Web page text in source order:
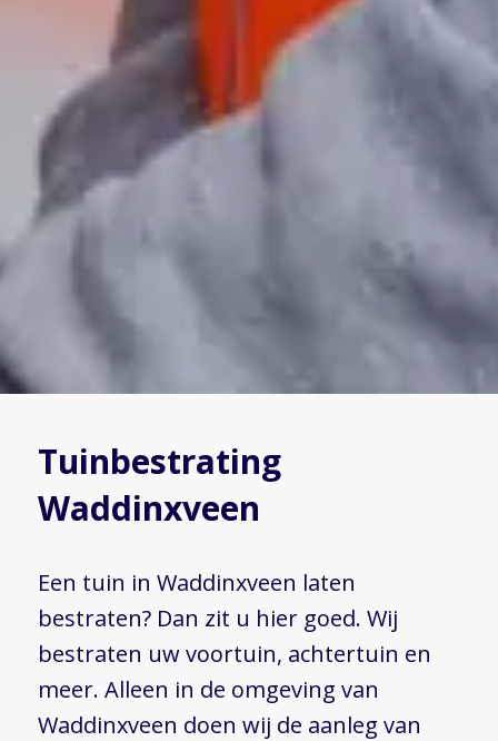
Tuinbestrating
Waddinxveen
Een tuin in Waddinxveen laten
bestraten? Dan zit u hier goed. Wij
bestraten uw voortuin, achtertuin en
meer. Alleen in de omgeving van
Waddinxveen doen wij de aanleg van